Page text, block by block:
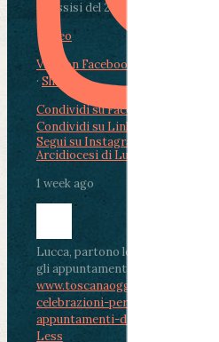
di Assisi del 2 Ag...
Video
View on Facebook
· Share
Condividi su Facebook
Condividi su LinkedIn
Condividi
Arcidiocesi di Lucca
1 week ago
Lucca, partono le celebrazioni
gli appuntamenti dal 2 al 4 agosto
www.toscanaoggi.it/lucca-
celebrazioni-per-don-aldo-mei-
appuntamenti-dal-2-al-4-ago...
Less
Segui su Instagram